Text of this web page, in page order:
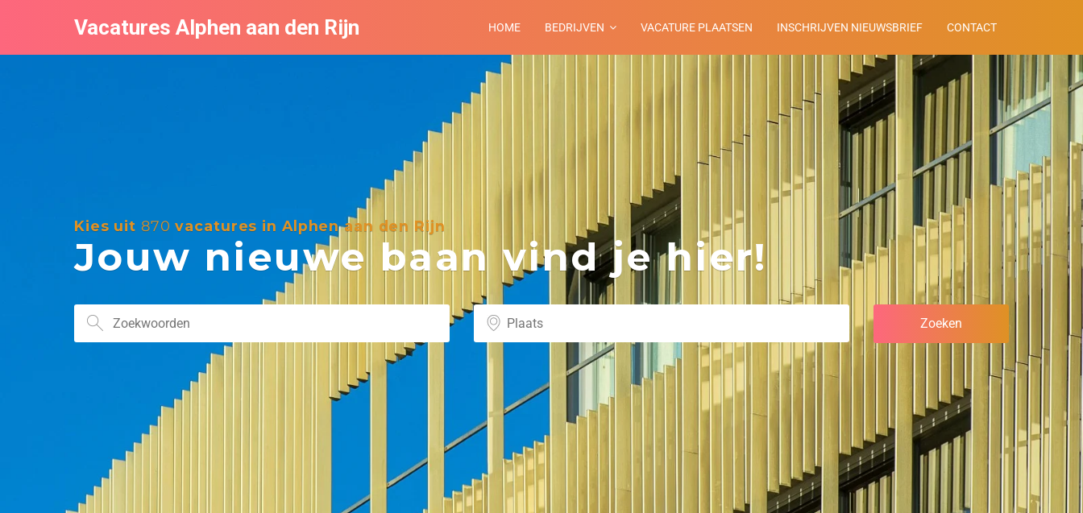
Vacatures Alphen aan den Rijn HOME BEDRIJVEN VACATURE PLAATSEN INSCHRIJVEN NIEUWSBRIEF CONTACT
Kies uit 870 vacatures in Alphen aan den Rijn
Jouw nieuwe baan vind je hier!